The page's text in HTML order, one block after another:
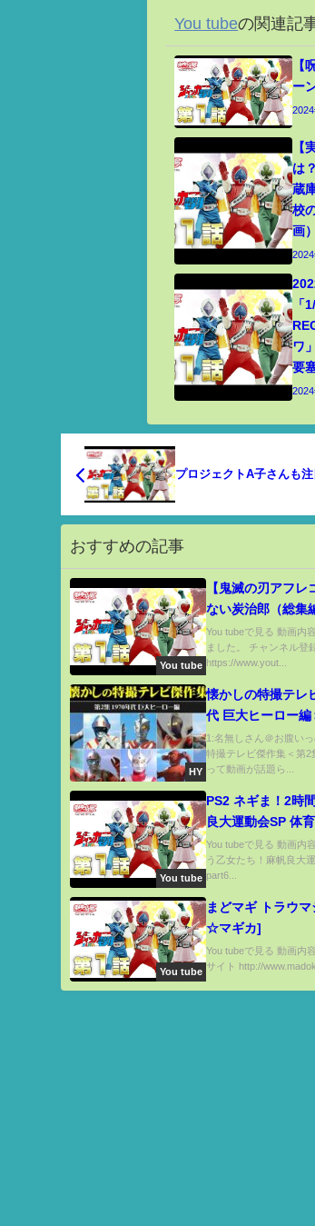
You tubeの関連記
【
ー
【
は
蔵
校
画）
「
ワ
要
プロジェクトA子さんも注
おすすめの記事
You tube
【鬼滅の刃アフ
ない炭治郎（総集
MAD・冨岡義勇・
惨・炭治郎・煉獄
累・柱会議・予告
You tubeで見る 動画内
ました。 チャンネル登
https://www.yout...
HY
懐かしの特撮テレ
代 巨大ヒーロー編
1:名無しさん＠お腹い
特撮テレビ傑作集＜第2
って動画が話題ら...
You tube
PS2 ネギま！2時
良大運動会SP 体
You tubeで見る 動画内
う乙女たち！麻帆良大
part6...
You tube
まどマギ トラウ
☆マギカ]
You tubeで見る 動画内
サイト http://